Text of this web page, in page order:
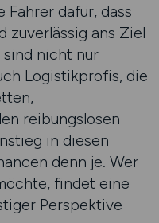
Fahrer dafür, dass
zuverlässig ans Ziel
nicht nur
Logistikprofis, die
reibungslosen
in diesen
denn je. Wer
findet eine
Perspektive